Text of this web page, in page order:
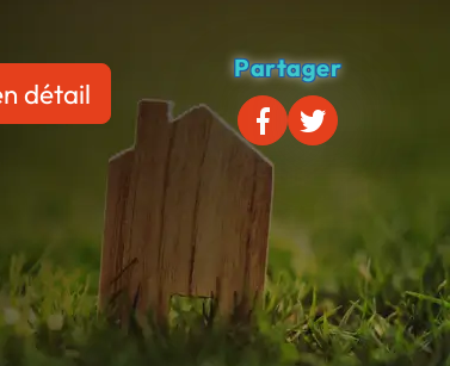
détail
Partager